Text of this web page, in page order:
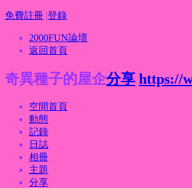
免費註冊 |登錄
2000FUN論壇
返回首頁
奇異種子的屋企分享 https://
空間首頁
動態
記錄
日誌
相冊
主題
分享